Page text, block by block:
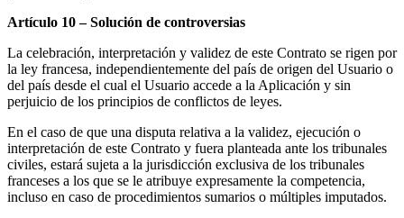
Artículo 10 – Solución de controversias
La celebración, interpretación y validez de este Contrato se rigen por
la ley francesa, independientemente del país de origen del Usuario o
del país desde el cual el Usuario accede a la Aplicación y sin
perjuicio de los principios de conflictos de leyes.
En el caso de que una disputa relativa a la validez, ejecución o
interpretación de este Contrato y fuera planteada ante los tribunales
civiles, estará sujeta a la jurisdicción exclusiva de los tribunales
franceses a los que se le atribuye expresamente la competencia,
incluso en caso de procedimientos sumarios o múltiples imputados.